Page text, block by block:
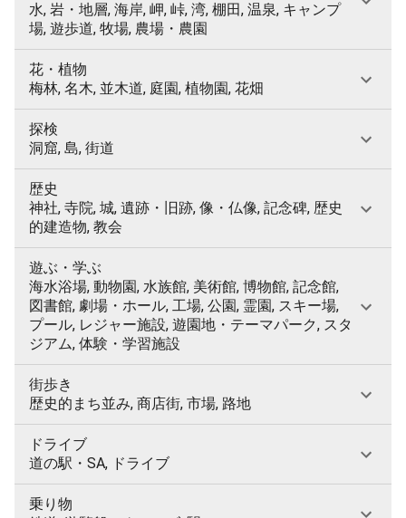
水, 岩・地層, 海岸, 岬, 峠, 湾, 棚田, 温泉, キャンプ
場, 遊歩道, 牧場, 農場・農園
花・植物
梅林, 名木, 並木道, 庭園, 植物園, 花畑
探検
洞窟, 島, 街道
歴史
神社, 寺院, 城, 遺跡・旧跡, 像・仏像, 記念碑, 歴史
的建造物, 教会
遊ぶ・学ぶ
海水浴場, 動物園, 水族館, 美術館, 博物館, 記念館,
図書館, 劇場・ホール, 工場, 公園, 霊園, スキー場,
プール, レジャー施設, 遊園地・テーマパーク, スタ
ジアム, 体験・学習施設
街歩き
歴史的まち並み, 商店街, 市場, 路地
ドライブ
道の駅・SA, ドライブ
乗り物